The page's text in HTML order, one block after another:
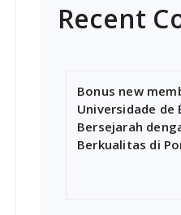
Recent
Bonus new
Universidade de
Bersejarah
Berkualitas di